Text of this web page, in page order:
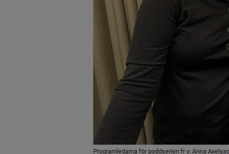
Programledarna för poddserien fr v: Anna